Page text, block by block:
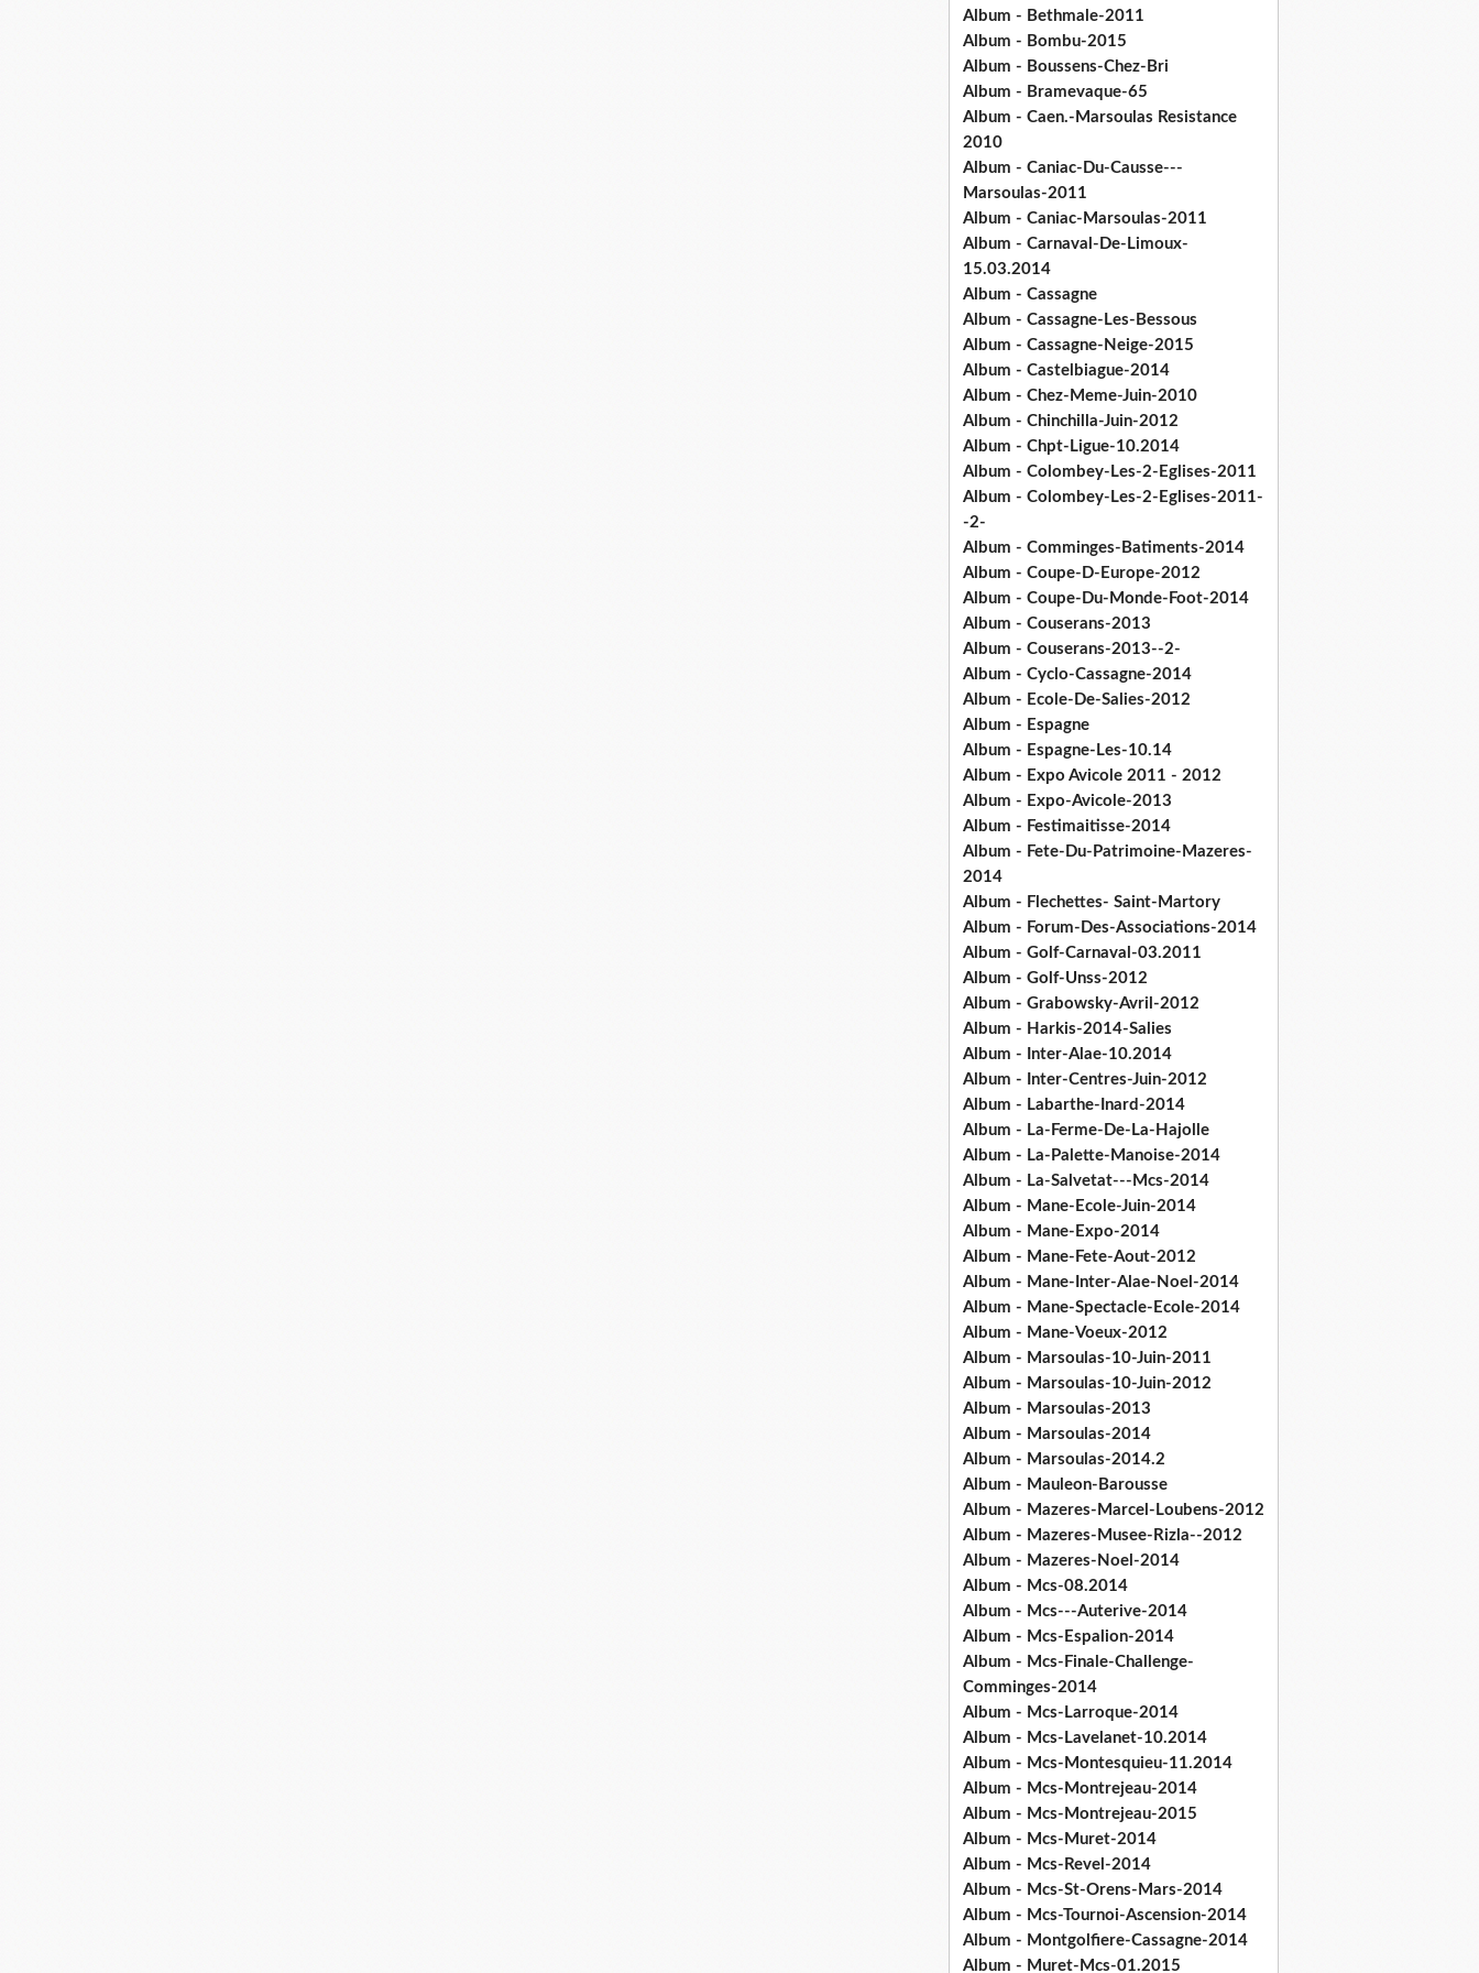
Album - Bethmale-2011
Album - Bombu-2015
Album - Boussens-Chez-Bri
Album - Bramevaque-65
Album - Caen.-Marsoulas Resistance
2010
Album - Caniac-Du-Causse---
Marsoulas-2011
Album - Caniac-Marsoulas-2011
Album - Carnaval-De-Limoux-
15.03.2014
Album - Cassagne
Album - Cassagne-Les-Bessous
Album - Cassagne-Neige-2015
Album - Castelbiague-2014
Album - Chez-Meme-Juin-2010
Album - Chinchilla-Juin-2012
Album - Chpt-Ligue-10.2014
Album - Colombey-Les-2-Eglises-2011
Album - Colombey-Les-2-Eglises-2011-
-2-
Album - Comminges-Batiments-2014
Album - Coupe-D-Europe-2012
Album - Coupe-Du-Monde-Foot-2014
Album - Couserans-2013
Album - Couserans-2013--2-
Album - Cyclo-Cassagne-2014
Album - Ecole-De-Salies-2012
Album - Espagne
Album - Espagne-Les-10.14
Album - Expo Avicole 2011 - 2012
Album - Expo-Avicole-2013
Album - Festimaitisse-2014
Album - Fete-Du-Patrimoine-Mazeres-
2014
Album - Flechettes- Saint-Martory
Album - Forum-Des-Associations-2014
Album - Golf-Carnaval-03.2011
Album - Golf-Unss-2012
Album - Grabowsky-Avril-2012
Album - Harkis-2014-Salies
Album - Inter-Alae-10.2014
Album - Inter-Centres-Juin-2012
Album - Labarthe-Inard-2014
Album - La-Ferme-De-La-Hajolle
Album - La-Palette-Manoise-2014
Album - La-Salvetat---Mcs-2014
Album - Mane-Ecole-Juin-2014
Album - Mane-Expo-2014
Album - Mane-Fete-Aout-2012
Album - Mane-Inter-Alae-Noel-2014
Album - Mane-Spectacle-Ecole-2014
Album - Mane-Voeux-2012
Album - Marsoulas-10-Juin-2011
Album - Marsoulas-10-Juin-2012
Album - Marsoulas-2013
Album - Marsoulas-2014
Album - Marsoulas-2014.2
Album - Mauleon-Barousse
Album - Mazeres-Marcel-Loubens-2012
Album - Mazeres-Musee-Rizla--2012
Album - Mazeres-Noel-2014
Album - Mcs-08.2014
Album - Mcs---Auterive-2014
Album - Mcs-Espalion-2014
Album - Mcs-Finale-Challenge-
Comminges-2014
Album - Mcs-Larroque-2014
Album - Mcs-Lavelanet-10.2014
Album - Mcs-Montesquieu-11.2014
Album - Mcs-Montrejeau-2014
Album - Mcs-Montrejeau-2015
Album - Mcs-Muret-2014
Album - Mcs-Revel-2014
Album - Mcs-St-Orens-Mars-2014
Album - Mcs-Tournoi-Ascension-2014
Album - Montgolfiere-Cassagne-2014
Album - Muret-Mcs-01.2015